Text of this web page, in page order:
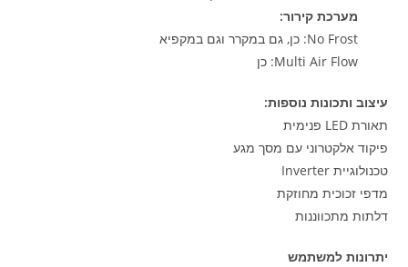
מערכת קירור:
No Frost: כן, גם במקרר וגם במקפיא
Multi Air Flow: כן
עיצוב ותכונות נוספות:
תאורת LED פנימית
פיקוד אלקטרוני עם מסך מגע
טכנולוגיית Inverter
מדפי זכוכית מחוזקת
דלתות מתכווננות
יתרונות למשתמש